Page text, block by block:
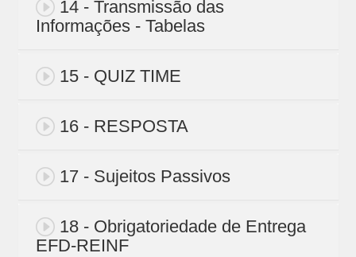
14 - Transmissão das
Informações - Tabelas
15 - QUIZ TIME
16 - RESPOSTA
17 - Sujeitos Passivos
18 - Obrigatoriedade de Entrega
EFD-REINF